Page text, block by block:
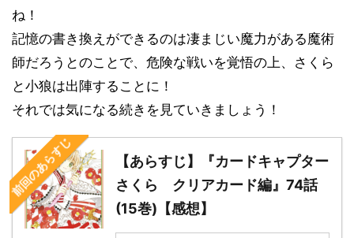
ね！
記憶の書き換えができるのは凄まじい魔力がある魔術
師だろうとのことで、危険な戦いを覚悟の上、さくら
と小狼は出陣することに！
それでは気になる続きを見ていきましょう！
前回のあらすじ
【あらすじ】『カードキャプター
さくら クリアカード編』74話
(15巻)【感想】